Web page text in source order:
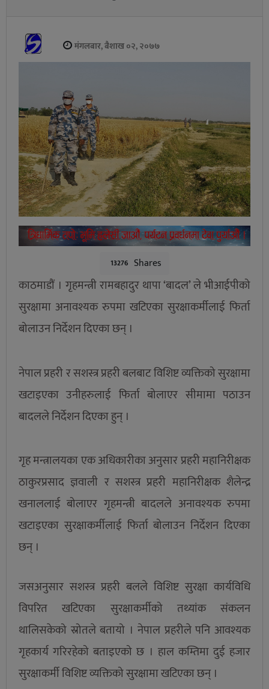
मंगलबार, बैशाख ०२, २०७७
13276 Shares
काठमाडौं । गृहमन्त्री रामबहादुर थापा ‘बादल’ ले भीआईपीको
सुरक्षामा अनावश्यक रुपमा खटिएका सुरक्षाकर्मीलाई फिर्ता
बोलाउन निर्देशन दिएका छन् ।
नेपाल प्रहरी र सशस्त्र प्रहरी बलबाट विशिष्ट व्यक्तिको सुरक्षामा
खटाइएका उनीहरुलाई फिर्ता बोलाएर सीमामा पठाउन
बादलले निर्देशन दिएका हुन् ।
गृह मन्त्रालयका एक अधिकारीका अनुसार प्रहरी महानिरीक्षक
ठाकुरप्रसाद ज्ञवाली र सशस्त्र प्रहरी महानिरीक्षक शैलेन्द्र
खनाललाई बोलाएर गृहमन्त्री बादलले अनावश्यक रुपमा
खटाइएका सुरक्षाकर्मीलाई फिर्ता बोलाउन निर्देशन दिएका
छन् ।
जसअनुसार सशस्त्र प्रहरी बलले विशिष्ट सुरक्षा कार्यविधि
विपरित खटिएका सुरक्षाकर्मीको तथ्यांक संकलन
थालिसकेको स्रोतले बतायो । नेपाल प्रहरीले पनि आवश्यक
गृहकार्य गरिरहेको बताइएको छ । हाल कम्तिमा दुई हजार
सुरक्षाकर्मी विशिष्ट व्यक्तिको सुरक्षामा खटिएका छन् ।